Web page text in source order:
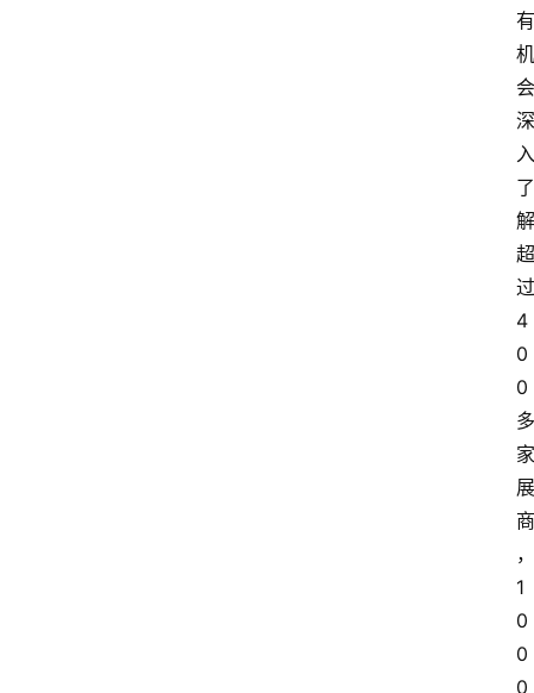
有
机
会
深
入
了
解
超
过
4
0
0
多
家
展
商
，
1
0
0
0